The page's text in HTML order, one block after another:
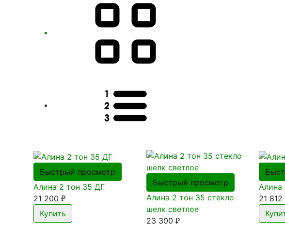
Быстрый просмотр
Алина 2 тон 35 ДГ
21 200 ₽
Быстрый просмотр
Алина 2 тон 35 стекло
шелк светлое
23 300 ₽
Алина
21 812